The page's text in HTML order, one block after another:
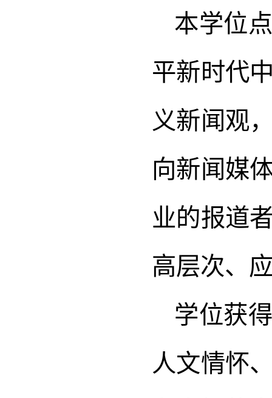
本学位
平新时代
义新闻观
向新闻媒
业的报道
高层次、
学位获
人文情怀